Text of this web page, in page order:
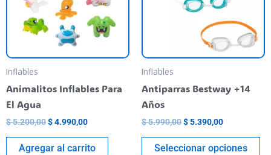
Inflables
Animalitos Inflables Para
El Agua
$5.200,00$4.990,00
Agregar al carrito
Inflables
Antiparras Bestway +14
Años
$5.990,00$5.390,00
Seleccionar opciones
se